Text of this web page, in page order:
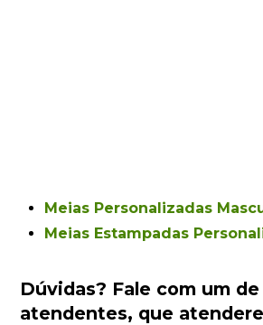
Meias Personalizadas
Meias Estampadas
Dúvidas? Fale com um
atendentes, que